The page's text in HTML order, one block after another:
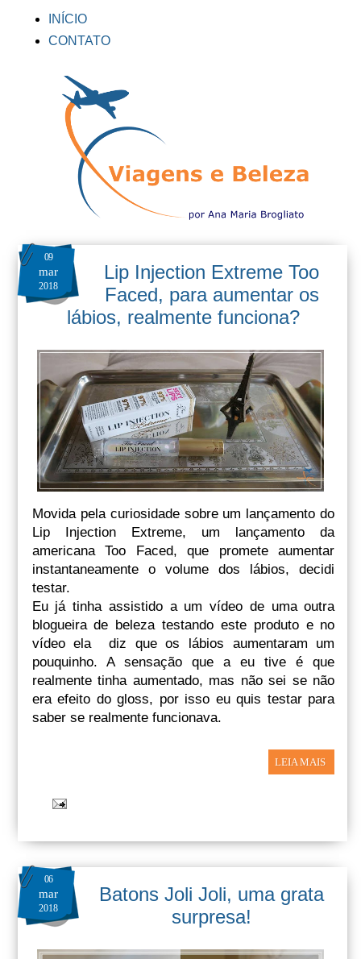
INÍCIO
CONTATO
09
mar
2018
Lip Injection Extreme Too
Faced, para aumentar os
lábios, realmente funciona?
Movida pela curiosidade sobre um lançamento do
Lip Injection Extreme, um lançamento da
americana Too Faced, que promete aumentar
instantaneamente o volume dos lábios, decidi
testar.
Eu já tinha assistido a um vídeo de uma outra
blogueira de beleza testando este produto e no
vídeo ela diz que os lábios aumentaram um
pouquinho. A sensação que a eu tive é que
realmente tinha aumentado, mas não sei se não
era efeito do gloss, por isso eu quis testar para
saber se realmente funcionava.
LEIA MAIS
06
mar
2018
Batons Joli Joli, uma grata
surpresa!